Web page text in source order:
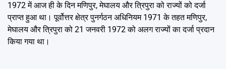
1972 में आज ही के दिन मणिपुर, मेघालय और त्रिपुरा को राज्यों को दर्जा
प्राप्त हुआ था। पूर्वोत्तर क्षेत्र पुनर्गठन अधिनियम 1971 के तहत मणिपुर,
मेघालय और त्रिपुरा को 21 जनवरी 1972 को अलग राज्यों का दर्जा प्रदान
किया गया था।